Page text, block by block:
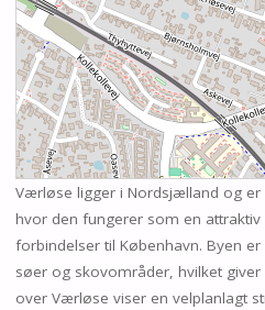
Værløse ligger i Nordsjælland og
hvor den fungerer som en
forbindelser til København. Byen
søer og skovområder, hvilket
over Værløse viser en velplanlagt